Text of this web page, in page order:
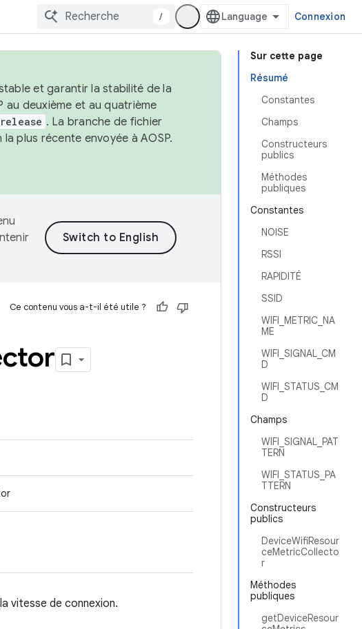
/ Connexion
Sur cette page
Résumé
Constantes
Champs
Constructeurs
publics
Méthodes
publiques
Constantes
NOISE
RSSI
RAPIDITÉ
SSID
WIFI_METRIC_NA
ME
WIFI_SIGNAL_CM
D
WIFI_STATUS_CM
D
Champs
WIFI_SIGNAL_PAT
TERN
WIFI_STATUS_PA
TTERN
Constructeurs
publics
DeviceWifiResour
ceMetricCollecto
r
Méthodes
publiques
getDeviceResour
et garantir la stabilité de la
deuxième et au quatrième
. La branche de fichier
plus récente envoyée à AOSP.
Ce contenu vous a-t-il été utile ?
vitesse de connexion.